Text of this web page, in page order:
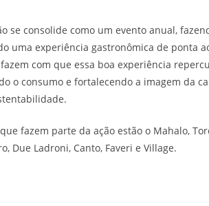
se consolide como um evento anual,
uma experiência gastronômica de ponta
com que essa boa experiência
o consumo e fortalecendo a imagem da
fazem parte da ação estão o Mahalo,
Due Ladroni, Canto, Faveri e Village.